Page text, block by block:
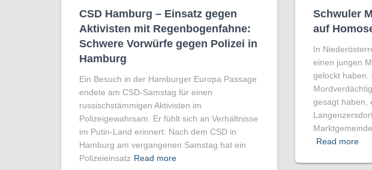
CSD Hamburg – Einsatz gegen
Aktivisten mit Regenbogen­fahne:
Schwere Vorwürfe gegen Polizei in
Hamburg
Ein Besuch in der Hamburger Europa Passage
endete am CSD-Samstag für einen
russischstämmigen Aktivisten im
Polizeigewahrsam. Er fühlt sich an Verhältnisse
im Putin-Land erinnert. Nach dem CSD in
Hamburg am vergangenen Samstag hat ein
Polizeieinsatz Read more
Schwuler
auf
In
einen jungen
gelockt haben.
gesagt haben,
Read more